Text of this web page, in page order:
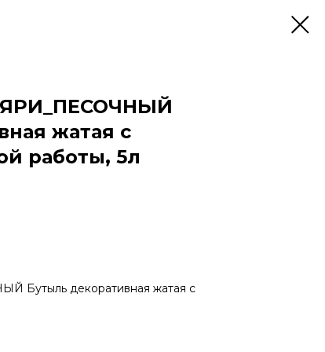
жатая с
работы, 5л
Бутыль декоративная жатая с